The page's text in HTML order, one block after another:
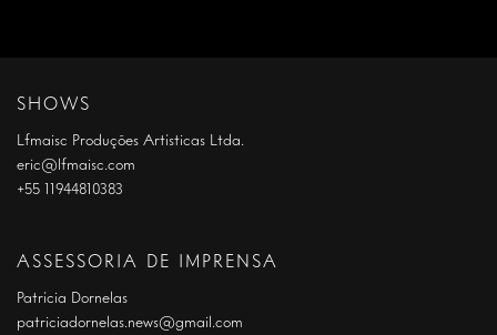
SHOWS
Lfmaisc Produções Artísticas Ltda.
eric@lfmaisc.com
+55 11944810383
ASSESSORIA DE IMPRENSA
Patrícia Dornelas
patriciadornelas.news@gmail.com